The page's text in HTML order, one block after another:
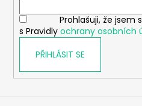
Prohlašuji, že jsem
s Pravidly ochrany osobních
PŘIHLÁSIT SE